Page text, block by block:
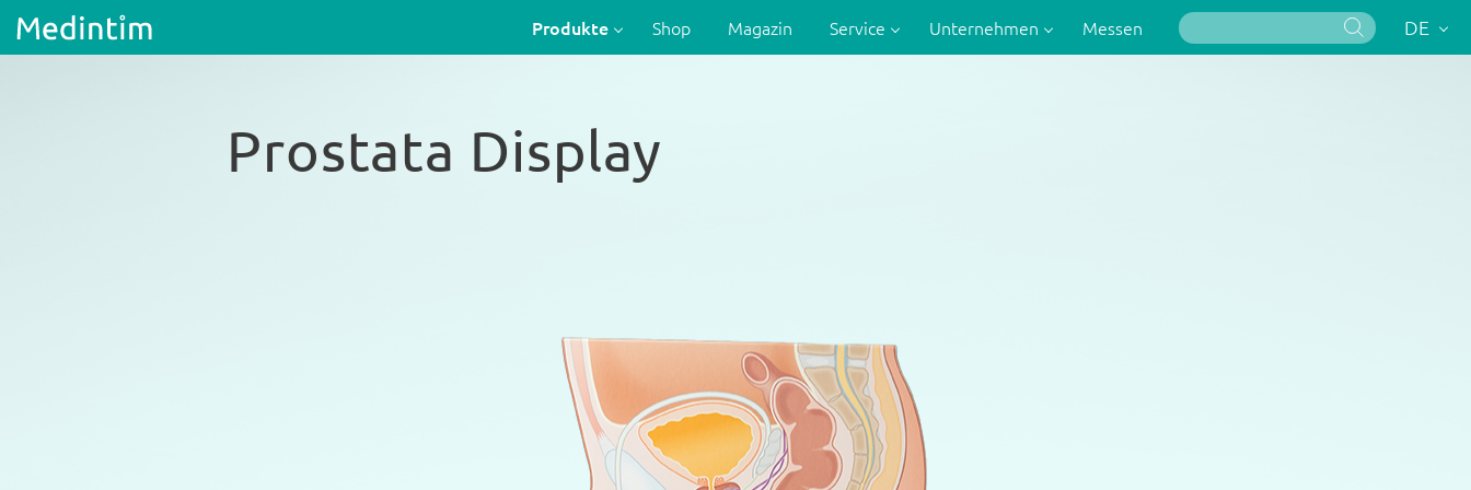
Produkte Shop Magazin Service Unternehmen Messen DE
Prostata Display